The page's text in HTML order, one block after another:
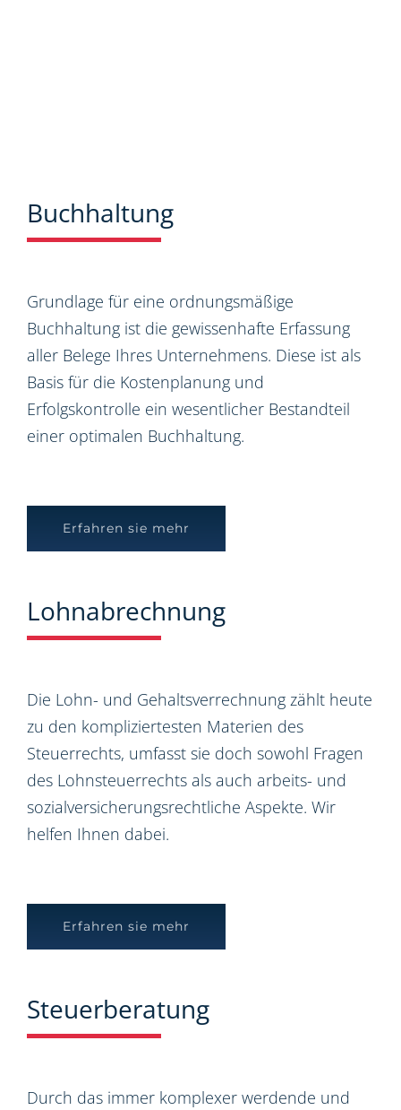
Buchhaltung
Grundlage für eine ordnungsmäßige
Buchhaltung ist die gewissenhafte Erfassung
aller Belege Ihres Unternehmens. Diese ist als
Basis für die Kostenplanung und
Erfolgskontrolle ein wesentlicher Bestandteil
einer optimalen Buchhaltung.
Erfahren sie mehr
Lohnabrechnung
Die Lohn- und Gehaltsverrechnung zählt heute
zu den kompliziertesten Materien des
Steuerrechts, umfasst sie doch sowohl Fragen
des Lohnsteuerrechts als auch arbeits- und
sozialversicherungsrechtliche Aspekte. Wir
helfen Ihnen dabei.
Erfahren sie mehr
Steuerberatung
Durch das immer komplexer werdende und